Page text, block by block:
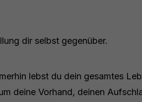
dir selbst gegenüber.
lebst du dein gesamtes
deine Vorhand, deinen